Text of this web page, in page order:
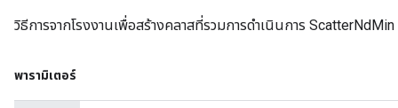
วิธีการจากโรงงานเพื่อสร้างคลาสที่รวมการดำเนินการ ScatterNdMin
พารามิเตอร์